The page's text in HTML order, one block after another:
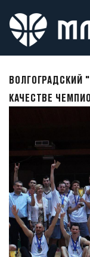
ВОЛГОГРАДСКИЙ
КАЧЕСТВЕ